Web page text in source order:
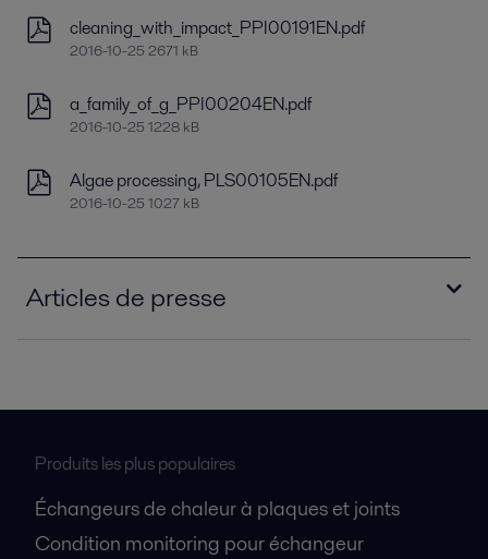
cleaning_with_impact_PPI00191EN.pdf
2016-10-25 2671 kB
a_family_of_g_PPI00204EN.pdf
2016-10-25 1228 kB
Algae processing, PLS00105EN.pdf
2016-10-25 1027 kB
Articles de presse
2016-10-25 631 kB
editorial_PPI00281EN.pdf
2016-10-25 473 kB
Produits les plus populaires
Échangeurs de chaleur à plaques et joints
Condition monitoring pour échangeur